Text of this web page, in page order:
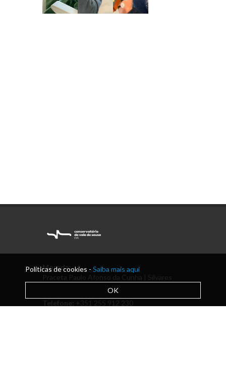
Morada:
Praceta Paulo Afonso da Cunha | Silvares
Telefone:
+351 255 912 230
Políticas de cookies - Saiba mais aqui
OK